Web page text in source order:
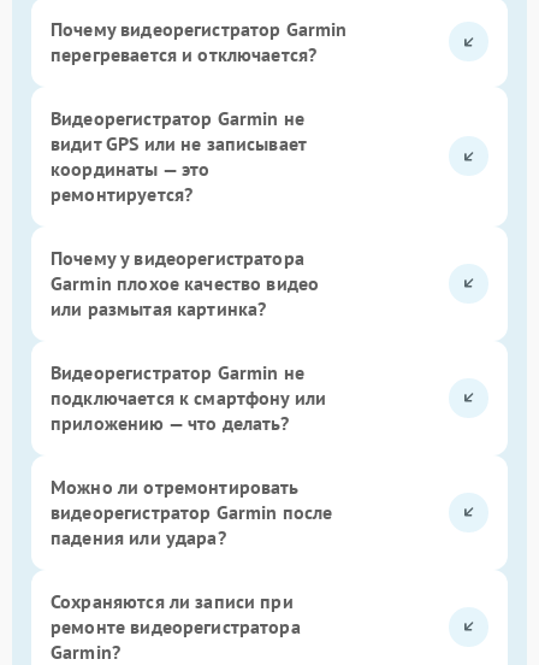
Почему видеорегистратор Garmin
перегревается и отключается?
Видеорегистратор Garmin не
видит GPS или не записывает
координаты — это
ремонтируется?
Почему у видеорегистратора
Garmin плохое качество видео
или размытая картинка?
Видеорегистратор Garmin не
подключается к смартфону или
приложению — что делать?
Можно ли отремонтировать
видеорегистратор Garmin после
падения или удара?
Сохраняются ли записи при
ремонте видеорегистратора
Garmin?